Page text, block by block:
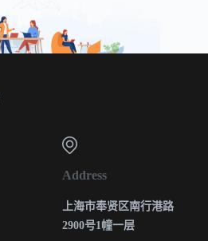
Address
上海市奉贤区南行港路
2900号1幢一层